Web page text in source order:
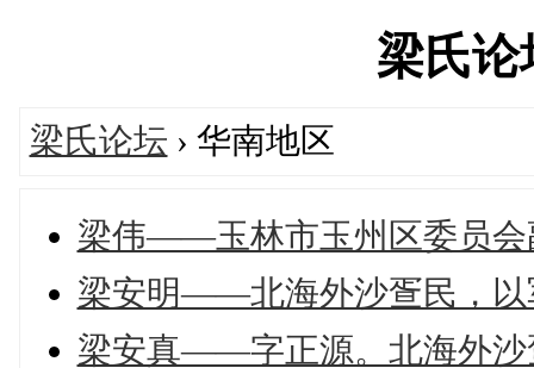
梁氏
梁氏论坛 › 华南地区
梁伟——玉林市玉州区委员会
梁安明——北海外沙疍民，以
梁安真——字正源。北海外沙